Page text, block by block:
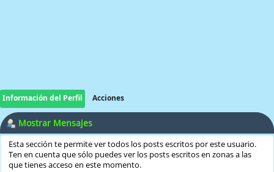
Información del Perfil Acciones
Mostrar Mensajes
Esta sección te permite ver todos los posts escritos por este usuario.
Ten en cuenta que sólo puedes ver los posts escritos en zonas a las
que tienes acceso en este momento.